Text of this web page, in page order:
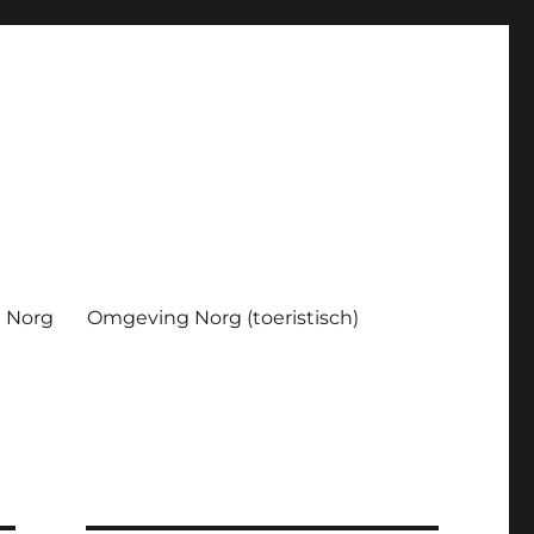
Norg Omgeving Norg (toeristisch)